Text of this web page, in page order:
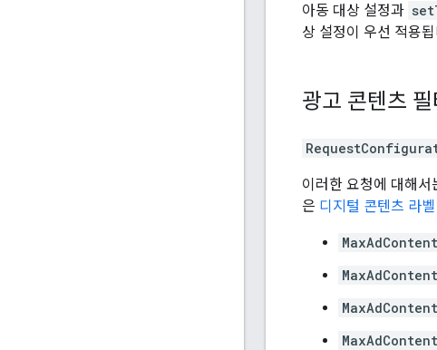
아동 대상 설정과
상 설정이 우선 적용
광고 콘텐츠 필
이러한 요청에 대해
은 디지털 콘텐츠 라